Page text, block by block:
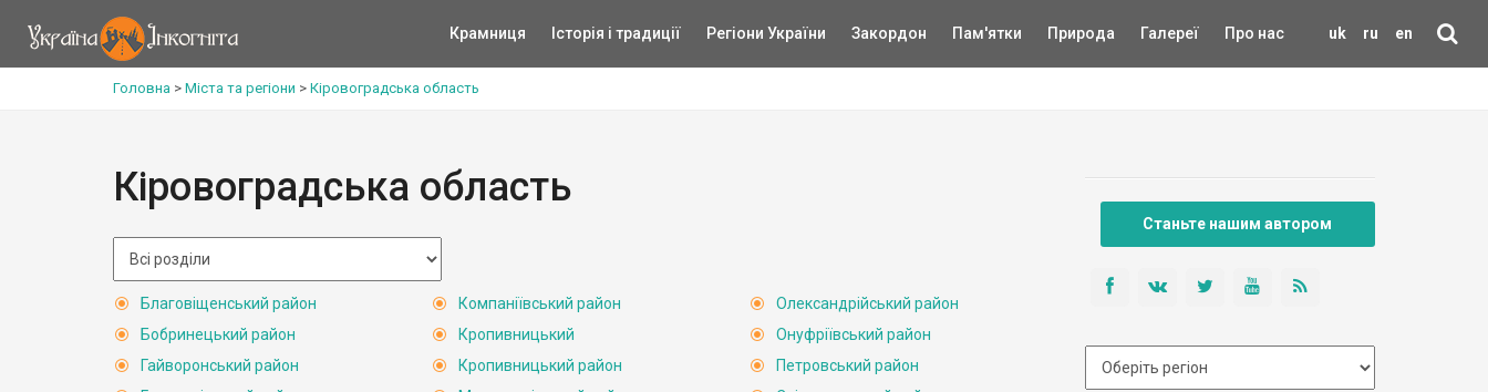
uk ru en
Крамниця Історія і традиції Регіони України Закордон Пам'ятки Природа Галереї Про нас
Головна > Міста та регіони > Кіровоградська область
Кіровоградська область
Благовіщенський район
Бобринецький район
Гайворонський район
Компаніївський район
Кропивницький
Кропивницький район
Олександрійський район
Онуфріївський район
Петровський район
Станьте нашим автором